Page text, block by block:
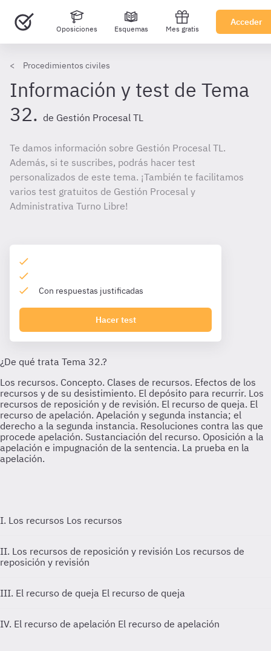
Oposiciones Esquemas Mes gratis
Acceder
Procedimientos civiles
Información y test de Tema
32. de Gestión Procesal TL
Te damos información sobre Gestión Procesal TL.
Además, si te suscribes, podrás hacer test
personalizados de este tema. ¡También te facilitamos
varios test gratuitos de Gestión Procesal y
Administrativa Turno Libre!
Con respuestas justificadas
Hacer test
I. Los recursos Los recursos
II. Los recursos de reposición y revisión Los recursos de
reposición y revisión
III. El recurso de queja El recurso de queja
IV. El recurso de apelación El recurso de apelación